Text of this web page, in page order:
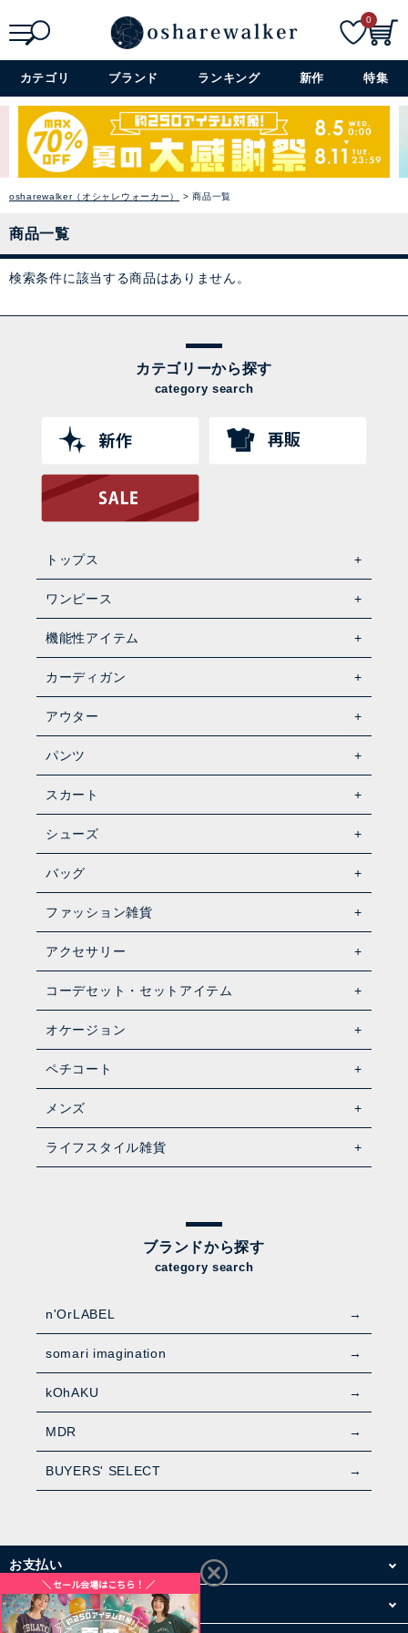
詳細検索+
0
カテゴリ ブランド ランキング 新作 特集
osharewalker（オシャレウォーカー） 商品一覧
商品一覧
検索条件に該当する商品はありません。
カテゴリーから探す
category search
トップス
ワンピース
機能性アイテム
カーディガン
アウター
パンツ
スカート
シューズ
バッグ
ファッション雑貨
アクセサリー
コーデセット・セットアイテム
オケージョン
ペチコート
メンズ
ライフスタイル雑貨
ブランドから探す
category search
n'OrLABEL
somari imagination
kOhAKU
MDR
BUYERS' SELECT
お支払い
配送・送料